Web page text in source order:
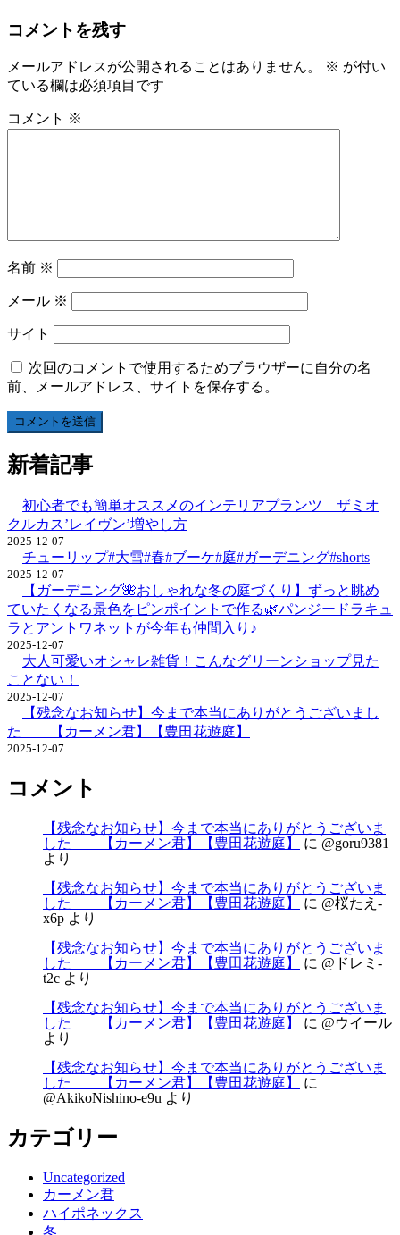
コメントを残す
メールアドレスが公開されることはありません。 ※ が付い
ている欄は必須項目です
コメント ※
名前 ※
メール ※
サイト
次回のコメントで使用するためブラウザーに自分の名
前、メールアドレス、サイトを保存する。
新着記事
初心者でも簡単オススメのインテリアプランツ ザミオ
クルカス’レイヴン’増やし方
2025-12-07
チューリップ#大雪#春#ブーケ#庭#ガーデニング#shorts
2025-12-07
【ガーデニング🌺おしゃれな冬の庭づくり】ずっと眺め
ていたくなる景色をピンポイントで作る🌿パンジードラキュ
ラとアントワネットが今年も仲間入り♪
2025-12-07
大人可愛いオシャレ雑貨！こんなグリーンショップ見た
ことない！
2025-12-07
【残念なお知らせ】今まで本当にありがとうございまし
た 【カーメン君】【豊田花遊庭】
2025-12-07
コメント
【残念なお知らせ】今まで本当にありがとうございま
した 【カーメン君】【豊田花遊庭】
に @goru9381
より
【残念なお知らせ】今まで本当にありがとうございま
した 【カーメン君】【豊田花遊庭】
に @桜たえ-
x6p より
【残念なお知らせ】今まで本当にありがとうございま
した 【カーメン君】【豊田花遊庭】
に @ドレミ-
t2c より
【残念なお知らせ】今まで本当にありがとうございま
した 【カーメン君】【豊田花遊庭】
に @ウイール
より
【残念なお知らせ】今まで本当にありがとうございま
した 【カーメン君】【豊田花遊庭】
に
@AkikoNishino-e9u より
カテゴリー
Uncategorized
カーメン君
ハイポネックス
冬